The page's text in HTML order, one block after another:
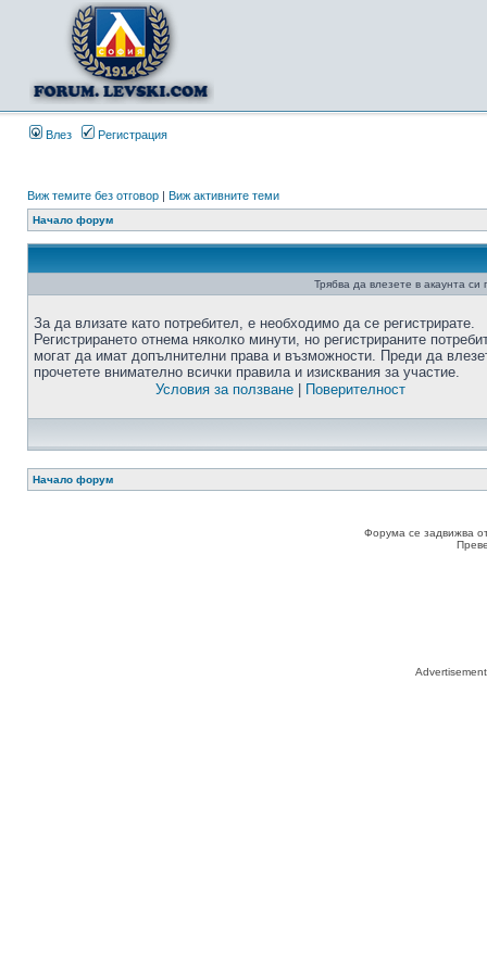
Влез Регистрация
Виж темите без отговор | Виж активните теми
Начало форум
Трябва да влезете в акаунта
За да влизате като потребител, е необходимо да се регистрирате.
Регистрирането отнема няколко минути, но регистрираните
могат да имат допълнителни права и възможности. Преди да
прочетете внимателно всички правила и изисквания за участие.
Условия за ползване| Поверителност
Начало форум
Форума се задвижва